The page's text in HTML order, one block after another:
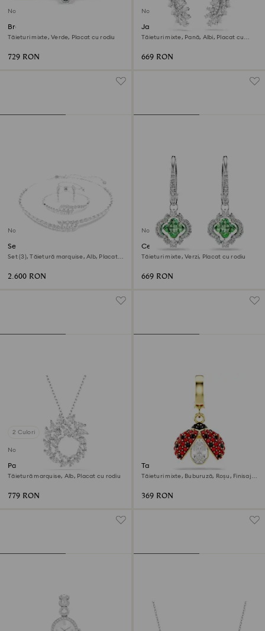
Nou
Brățară fixă Una Angelic
Tăieturi mixte, Verde, Placat cu rodiu
729 RON
Nou
Jachete cercei Vienna
Tăieturi mixte, Pană, Albi, Placat cu
669 RON
Nou
Set Mesmera
Set (3), Tăietură marquise, Alb, Placat
2.600 RON
Nou
Cercei cu drop Una Angelic
Tăieturi mixte, Verzi, Placat cu rodiu
669 RON
2 Culori
Nou
Pandantiv Mesmera
Tăietură marquise, Alb, Placat cu rodiu
779 RON
Talisman Idyllia
Tăieturi mixte, Buburuză, Roșu, Finisaj
369 RON